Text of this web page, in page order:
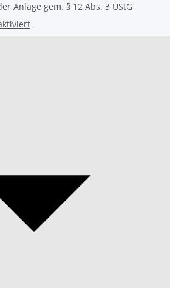
Anlage gem. § 12 Abs. 3 UStG